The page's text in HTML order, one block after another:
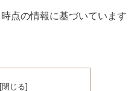
点の情報に基づいています